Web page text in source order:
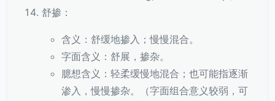
舒掺：
含义：舒缓地掺入；慢慢混合。
字面含义：舒展，掺杂。
臆想含义：轻柔缓慢地混合；也可能指逐渐
渗入，慢慢掺杂。（字面组合意义较弱，可